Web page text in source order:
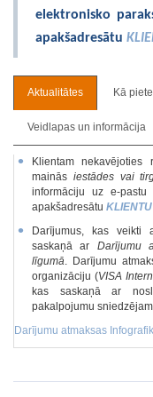
elektronisko
apakšadresātu
Aktualitātes Kā
Veidlapas un informācija
Klientam
mainās iestādes vai
informāciju uz e-pastu
apakšadresātu
Darījumus, kas veikti
saskaņā ar Darījumu
līgumā. Darījumu
organizāciju (VISA
kas saskaņā ar
pakalpojumu
Darījumu atmaksas